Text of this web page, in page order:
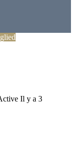
Il y a 3